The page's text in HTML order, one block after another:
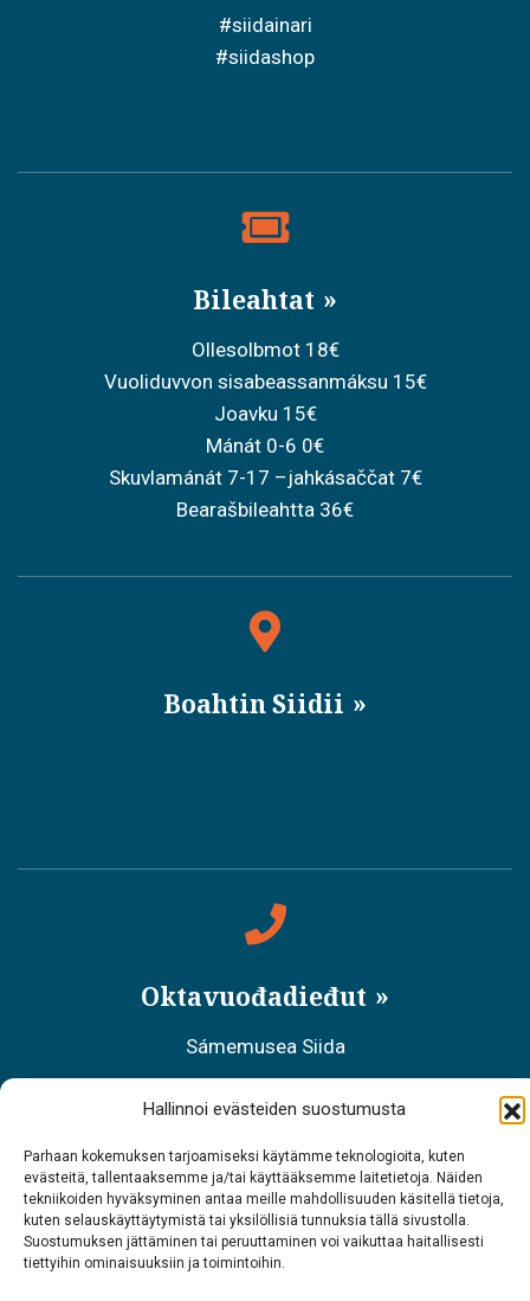
Hallinnoi evästeiden suostumusta
Parhaan kokemuksen tarjoamiseksi käytämme teknologioita, kuten
evästeitä, tallentaaksemme ja/tai käyttääksemme laitetietoja. Näiden
tekniikoiden hyväksyminen antaa meille mahdollisuuden käsitellä tietoja,
kuten selauskäyttäytymistä tai yksilöllisiä tunnuksia tällä sivustolla.
Suostumuksen jättäminen tai peruuttaminen voi vaikuttaa haitallisesti
tiettyihin ominaisuuksiin ja toimintoihin.
#siidainari
#siidashop
Bileahtat
Ollesolbmot 18€
Vuoliduvvon sisabeassanmáksu 15€
Joavku 15€
Mánát 0-6 0€
Skuvlamánát 7-17 –jahkásaččat 7€
Bearašbileahtta 36€
Boahtin Siidii
Oktavuođadieđut
Sámemusea Siida
Meahciráđđehusa áššehasbálvalanbáiki
Tel. 0206 39 7740
Restoráŋŋa Sarrit